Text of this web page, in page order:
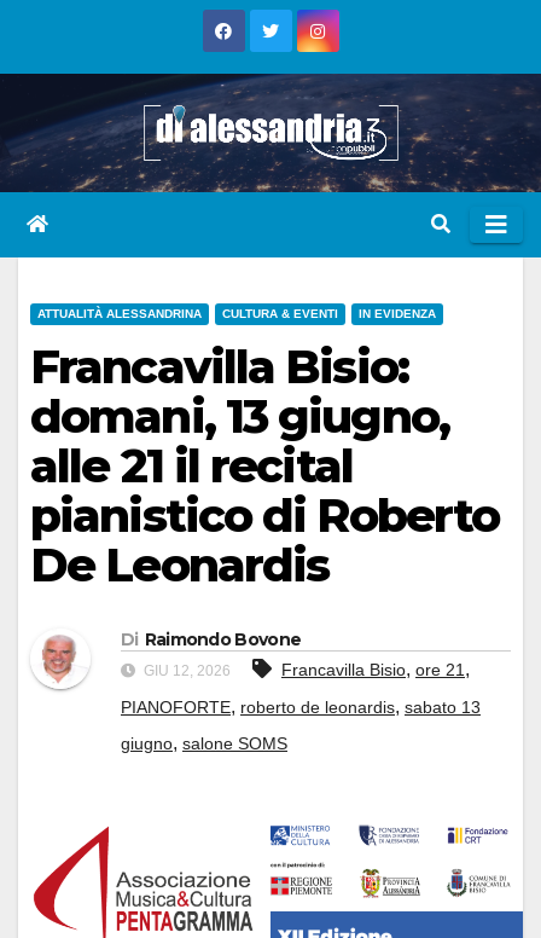
ATTUALITÀ ALESSANDRINA CULTURA & EVENTI IN EVIDENZA
Francavilla Bisio:
domani, 13 giugno,
alle 21 il recital
pianistico di Roberto
De Leonardis
Di Raimondo Bovone
GIU 12, 2026 Francavilla Bisio, ore 21,
PIANOFORTE, roberto de leonardis, sabato 13
giugno, salone SOMS